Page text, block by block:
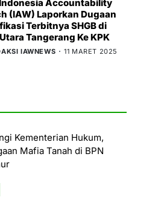
Accountability
(IAW) Laporkan Dugaan
Terbitnya SHGB di
Tangerang Ke KPK
IAWNEWS 11 MARET 2025